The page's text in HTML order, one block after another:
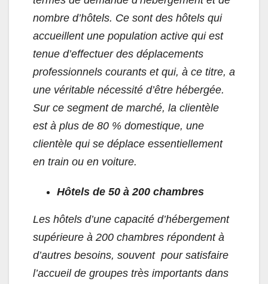
nombre d’hôtels. Ce sont des hôtels qui
accueillent une population active qui est
tenue d’effectuer des déplacements
professionnels courants et qui, à ce titre, a
une véritable nécessité d’être hébergée.
Sur ce segment de marché, la clientèle
est à plus de 80 % domestique, une
clientèle qui se déplace essentiellement
en train ou en voiture.
Hôtels de 50 à 200 chambres
Les hôtels d’une capacité d’hébergement
supérieure à 200 chambres répondent à
d’autres besoins, souvent pour satisfaire
l’accueil de groupes très importants dans